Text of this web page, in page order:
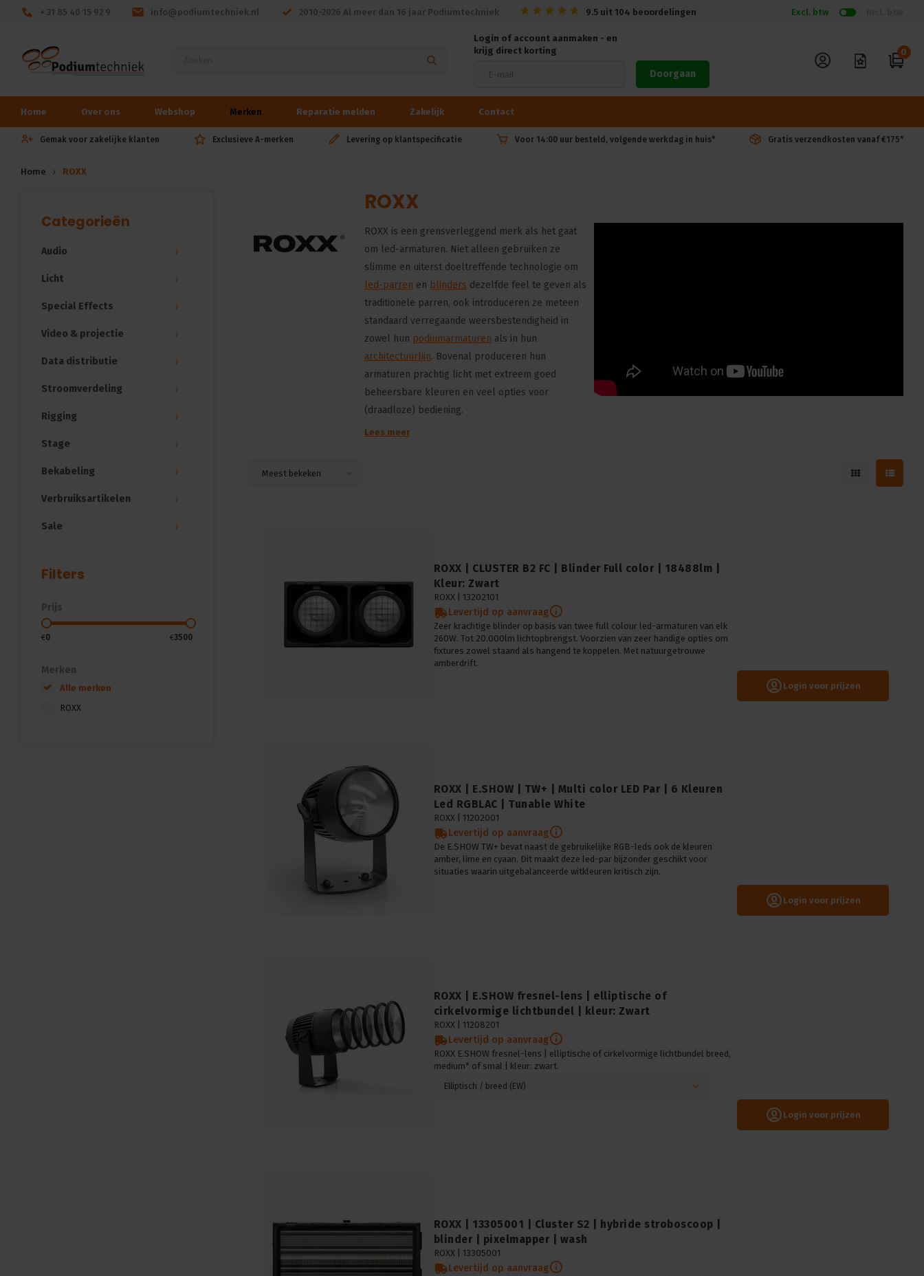
+ 31 85 40 15 92 9 info@podiumtechniek.nl 2010-2026 Al meer dan 16 jaar Podiumtechniek 9.5 uit 104 beoordelingen Excl. btw
Login of account aanmaken - en
krijg direct korting
Doorgaan
0
Home Over ons Webshop Merken Reparatie melden Zakelijk Contact
Gemak voor zakelijke klanten Exclusieve A-merken Levering op klantspecificatie Voor 14:00 uur besteld, volgende werkdag in huis* Gratis verzendkosten vanaf €175*
Home ROXX
Categorieën
Audio
Licht
Special Effects
Video & projectie
Data distributie
Stroomverdeling
Rigging
Stage
Bekabeling
Verbruiksartikelen
Sale
Filters
Prijs
€0 €3500
Merken
Alle merken
ROXX
ROXX
ROXX is een grensverleggend merk als het gaat
om led-armaturen. Niet alleen gebruiken ze
slimme en uiterst doeltreffende technologie om
led-parren en blinders dezelfde feel te geven als
traditionele parren, ook introduceren ze meteen
standaard verregaande weersbestendigheid in
zowel hun podiumarmaturen als in hun
architectuurlijn. Bovenal produceren hun
armaturen prachtig licht met extreem goed
beheersbare kleuren en veel opties voor
(draadloze) bediening.
Lees meer
Meest bekeken
ROXX | CLUSTER B2 FC | Blinder Full color | 18488lm |
Kleur: Zwart
ROXX | 13202101
Levertijd op aanvraag
Zeer krachtige blinder op basis van twee full colour led-armaturen van elk
260W. Tot 20.000lm lichtopbrengst. Voorzien van zeer handige opties om
fixtures zowel staand als hangend te koppelen. Met natuurgetrouwe
amberdrift.
Login voor prijzen
ROXX | E.SHOW | TW+ | Multi color LED Par | 6 Kleuren
Led RGBLAC | Tunable White
ROXX | 11202001
Levertijd op aanvraag
De E.SHOW TW+ bevat naast de gebruikelijke RGB-leds ook de kleuren
amber, lime en cyaan. Dit maakt deze led-par bijzonder geschikt voor
situaties waarin uitgebalanceerde witkleuren kritisch zijn.
Login voor prijzen
ROXX | E.SHOW fresnel-lens | elliptische of
cirkelvormige lichtbundel | kleur: Zwart
ROXX | 11208201
Levertijd op aanvraag
ROXX E.SHOW fresnel-lens | elliptische of cirkelvormige lichtbundel breed,
medium* of smal | kleur: zwart.
Elliptisch / breed (EW)
Login voor prijzen
ROXX | 13305001 | Cluster S2 | hybride stroboscoop |
blinder | pixelmapper | wash
ROXX | 13305001
Levertijd op aanvraag